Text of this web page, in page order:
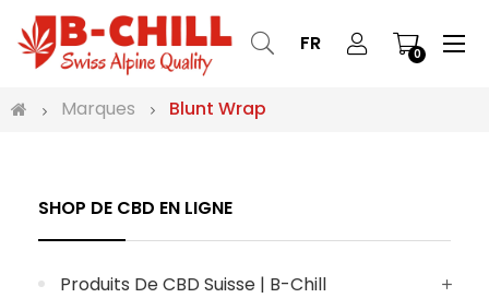
FR 0 ☰
Marques Blunt Wrap
SHOP DE CBD EN LIGNE
Produits De CBD Suisse | B-Chill